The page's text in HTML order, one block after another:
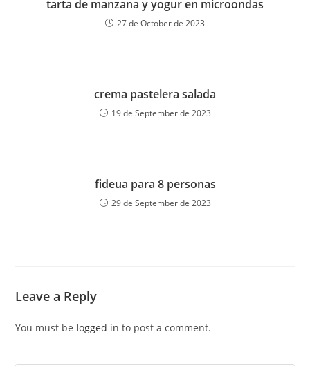
tarta de manzana y yogur en microondas
27 de October de 2023
crema pastelera salada
19 de September de 2023
fideua para 8 personas
29 de September de 2023
Leave a Reply
You must be logged in to post a comment.